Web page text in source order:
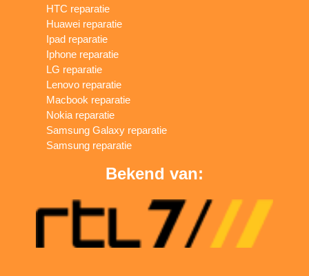
HTC reparatie
Huawei reparatie
Ipad reparatie
Iphone reparatie
LG reparatie
Lenovo reparatie
Macbook reparatie
Nokia reparatie
Samsung Galaxy reparatie
Samsung reparatie
Bekend van: